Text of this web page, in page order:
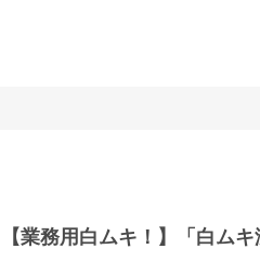
【業務用白ムキ！】「白ムキ